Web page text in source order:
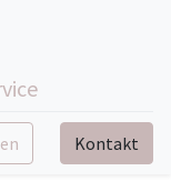
Kontakt